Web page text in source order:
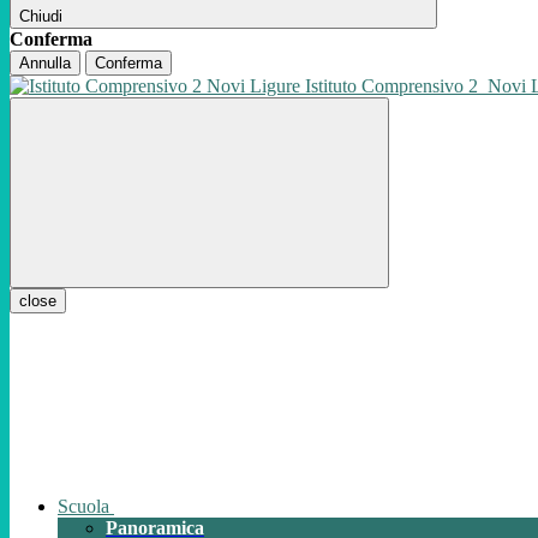
Chiudi
Conferma
Annulla Conferma
Istituto Comprensivo 2 Novi
close
Scuola
Panoramica